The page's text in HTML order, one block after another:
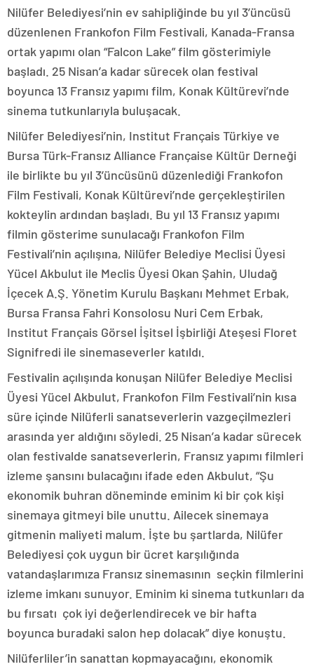
Nilüfer Belediyesi’nin ev sahipliğinde bu yıl 3’üncüsü
düzenlenen Frankofon Film Festivali, Kanada-Fransa
ortak yapımı olan “Falcon Lake” film gösterimiyle
başladı. 25 Nisan’a kadar sürecek olan festival
boyunca 13 Fransız yapımı film, Konak Kültürevi’nde
sinema tutkunlarıyla buluşacak.
Nilüfer Belediyesi’nin, Institut Français Türkiye ve
Bursa Türk-Fransız Alliance Française Kültür Derneği
ile birlikte bu yıl 3’üncüsünü düzenlediği Frankofon
Film Festivali, Konak Kültürevi’nde gerçekleştirilen
kokteylin ardından başladı. Bu yıl 13 Fransız yapımı
filmin gösterime sunulacağı Frankofon Film
Festivali’nin açılışına, Nilüfer Belediye Meclisi Üyesi
Yücel Akbulut ile Meclis Üyesi Okan Şahin, Uludağ
İçecek A.Ş. Yönetim Kurulu Başkanı Mehmet Erbak,
Bursa Fransa Fahri Konsolosu Nuri Cem Erbak,
Institut Français Görsel İşitsel İşbirliği Ateşesi Floret
Signifredi ile sinemaseverler katıldı.
Festivalin açılışında konuşan Nilüfer Belediye Meclisi
Üyesi Yücel Akbulut, Frankofon Film Festivali’nin kısa
süre içinde Nilüferli sanatseverlerin vazgeçilmezleri
arasında yer aldığını söyledi. 25 Nisan’a kadar sürecek
olan festivalde sanatseverlerin, Fransız yapımı filmleri
izleme şansını bulacağını ifade eden Akbulut, “Şu
ekonomik buhran döneminde eminim ki bir çok kişi
sinemaya gitmeyi bile unuttu. Ailecek sinemaya
gitmenin maliyeti malum. İşte bu şartlarda, Nilüfer
Belediyesi çok uygun bir ücret karşılığında
vatandaşlarımıza Fransız sinemasının seçkin filmlerini
izleme imkanı sunuyor. Eminim ki sinema tutkunları da
bu fırsatı çok iyi değerlendirecek ve bir hafta
boyunca buradaki salon hep dolacak” diye konuştu.
Nilüferliler’in sanattan kopmayacağını, ekonomik